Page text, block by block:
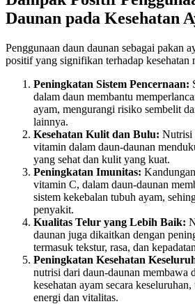
Daunan pada Kesehatan
Penggunaan daun daunan sebagai pakan
positif yang signifikan terhadap kesehatan
Peningkatan Sistem Pencernaan:
dalam daun membantu
ayam, mengurangi risiko sembelit
lainnya.
Kesehatan Kulit dan Bulu: Nutrisi
vitamin dalam daun-daunan
yang sehat dan kulit yang kuat.
Peningkatan Imunitas:
vitamin C, dalam daun-daunan
sistem kekebalan tubuh ayam,
penyakit.
Kualitas Telur yang Lebih Baik:
daunan juga dikaitkan dengan
termasuk tekstur, rasa, dan
Peningkatan Kesehatan
nutrisi dari daun-daunan membawa
kesehatan ayam secara
energi dan vitalitas.